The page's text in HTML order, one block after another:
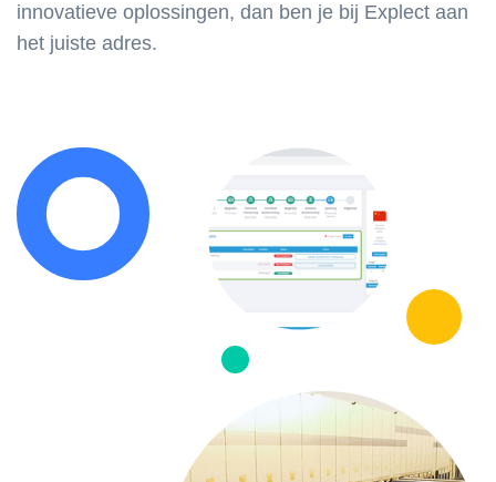
innovatieve oplossingen, dan ben je bij Explect aan
het juiste adres.